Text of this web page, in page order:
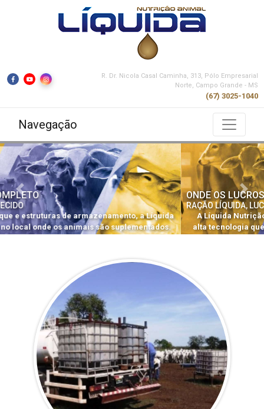
R. Dr. Nicola Casal Caminha, 313, Pólo Empresarial
Norte, Campo Grande - MS
(67) 3025-1040
Navegação
ONDE OS LUCROS FLUEM
RAÇÃO LÍQUIDA, LUCRO SÓLIDO
A Líquida Nutrição Animal possui produtos diferenciados e de
alta tecnologia que atendem todas as categorias animais do seu
Previous Next